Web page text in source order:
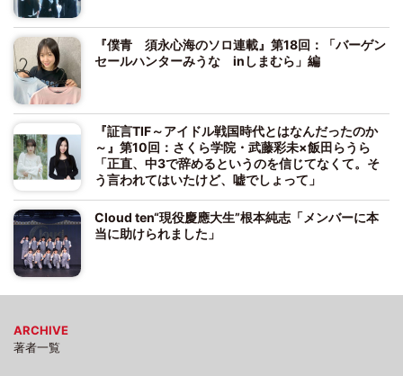
『僕青 須永心海のソロ連載』第18回：「バーゲン
セールハンターみうな inしまむら」編
『証言TIF～アイドル戦国時代とはなんだったのか
～』第10回：さくら学院・武藤彩未×飯田らうら
「正直、中3で辞めるというのを信じてなくて。そ
う言われてはいたけど、嘘でしょって」
Cloud ten“現役慶應大生”根本純志「メンバーに本
当に助けられました」
ARCHIVE
著者一覧